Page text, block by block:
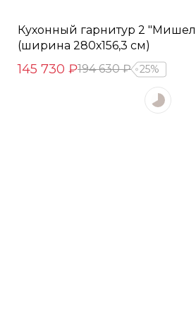
Кухонный гарнитур 2
(ширина 280х156,3 см)
145 730 ₽194 630 ₽ 25%